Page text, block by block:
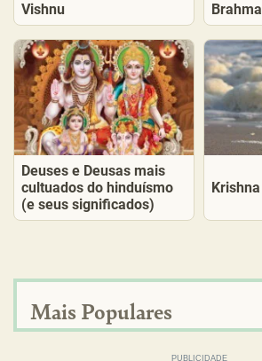
Vishnu Brahma
Deuses e Deusas mais
cultuados do hinduísmo
(e seus significados)
Krishna
Mais Populares